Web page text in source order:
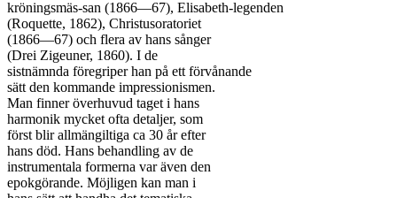
kröningsmäs-san (1866—67), Elisabeth-legenden
(Roquette, 1862), Christusoratoriet
(1866—67) och flera av hans sånger
(Drei Zigeuner, 1860). I de
sistnämnda föregriper han på ett förvånande
sätt den kommande impressionismen.
Man finner överhuvud taget i hans
harmonik mycket ofta detaljer, som
först blir allmängiltiga ca 30 år efter
hans död. Hans behandling av de
instrumentala formerna var även den
epokgörande. Möjligen kan man i